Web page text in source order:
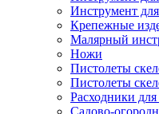
Инструмент
Крепежные
Малярный
Ножи
Пистолеты
Пистолеты
Расходники
Садово-